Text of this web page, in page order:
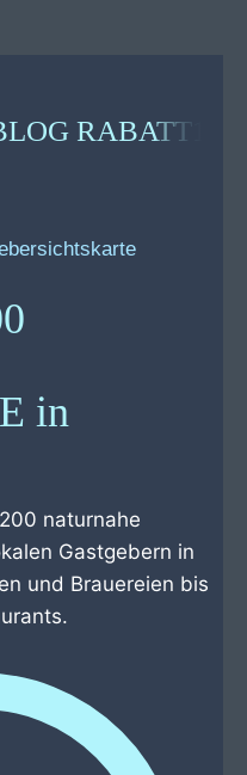
RABATT
in
naturnahe
Gastgebern in
und Brauereien bis